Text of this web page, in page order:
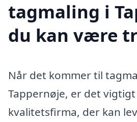
tagmaling i
du kan være
Når det kommer til
Tappernøje, er det
kvalitetsfirma, der kan